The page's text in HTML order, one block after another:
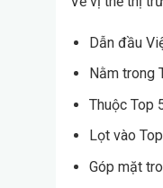
Dẫn đầu
Nằm trong
Thuộc Top
Lọt vào
Góp mặt